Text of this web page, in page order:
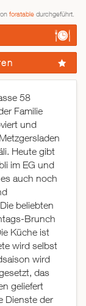
foratabledurchgeführt.
58
Familie
und
Heute gibt
im EG und
auch noch
beliebten
Brunch
Küche ist
wird selbst
wird
das
geliefert
Dienste der